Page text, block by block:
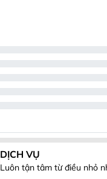
DỊCH VỤ
Luôn tận tâm từ điều nhỏ